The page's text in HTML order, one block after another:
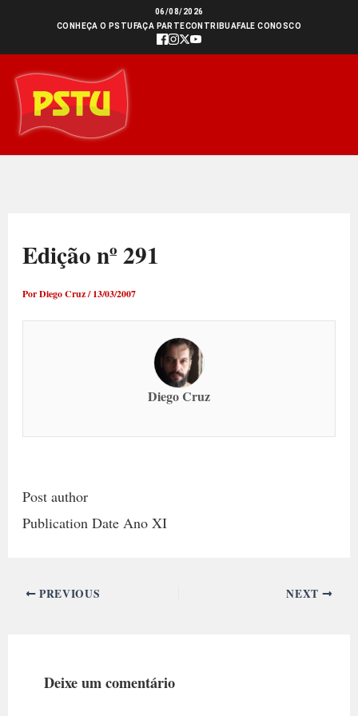
conteúdo
06/08/2026
CONHEÇA O PSTU FAÇA PARTECONTRIBUAFALE CONOSCO
Edição nº 291
PorDiego Cruz/13/03/2007
Diego Cruz
Post author
Publication Date Ano XI
PREVIOUS NEXT
Deixe um comentário